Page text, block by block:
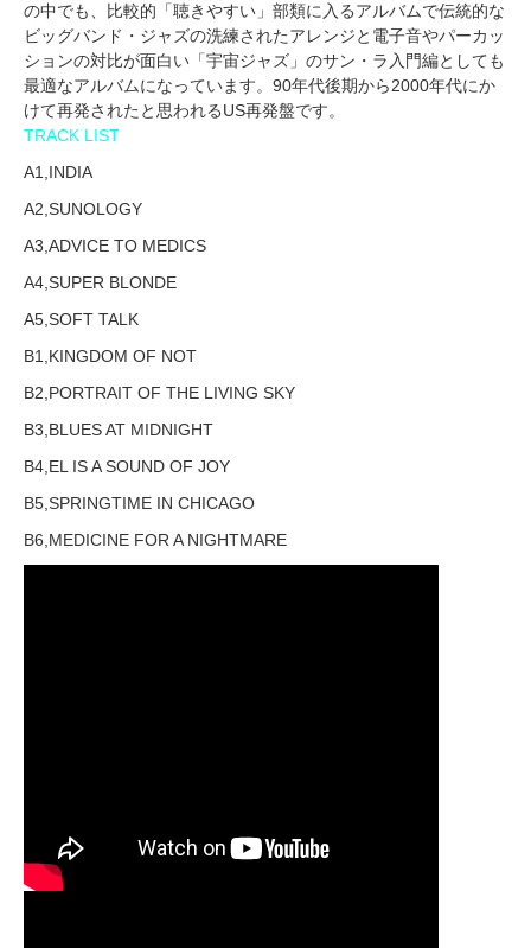
の中でも、比較的「聴きやすい」部類に入るアルバムで伝統的な
ビッグバンド・ジャズの洗練されたアレンジと電子音やパーカッ
ションの対比が面白い「宇宙ジャズ」のサン・ラ入門編としても
最適なアルバムになっています。90年代後期から2000年代にか
けて再発されたと思われるUS再発盤です。
TRACK LIST
A1,INDIA
A2,SUNOLOGY
A3,ADVICE TO MEDICS
A4,SUPER BLONDE
A5,SOFT TALK
B1,KINGDOM OF NOT
B2,PORTRAIT OF THE LIVING SKY
B3,BLUES AT MIDNIGHT
B4,EL IS A SOUND OF JOY
B5,SPRINGTIME IN CHICAGO
B6,MEDICINE FOR A NIGHTMARE